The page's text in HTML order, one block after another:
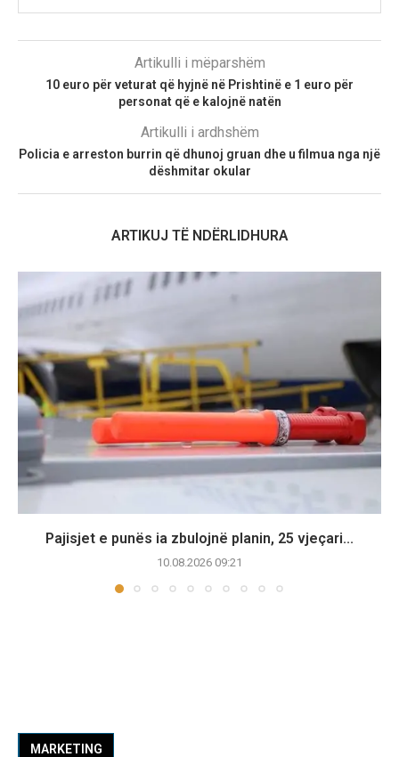
Artikulli i mëparshëm
10 euro për veturat që hyjnë në Prishtinë e 1 euro për
personat që e kalojnë natën
Artikulli i ardhshëm
Policia e arreston burrin që dhunoj gruan dhe u filmua nga një
dëshmitar okular
ARTIKUJ TË NDËRLIDHURA
Pajisjet e punës ia zbulojnë planin, 25 vjeçari...
10.08.2026 09:21
MARKETING